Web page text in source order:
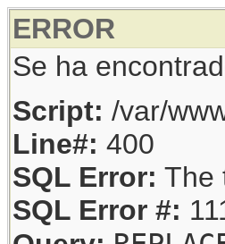
ERROR
Se ha
Script: /var/
Line#: 400
SQL Error: The
SQL Error #: